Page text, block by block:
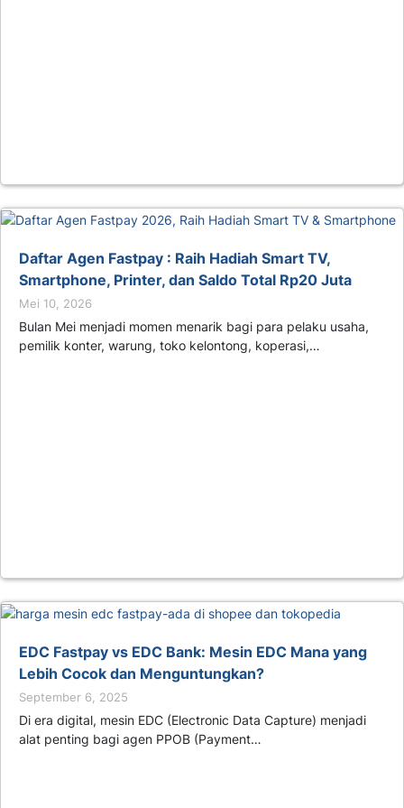
Daftar Agen Fastpay : Raih Hadiah Smart TV,
Smartphone, Printer, dan Saldo Total Rp20 Juta
Mei 10, 2026
Bulan Mei menjadi momen menarik bagi para pelaku usaha,
pemilik konter, warung, toko kelontong, koperasi,…
EDC Fastpay vs EDC Bank: Mesin EDC Mana yang
Lebih Cocok dan Menguntungkan?
September 6, 2025
Di era digital, mesin EDC (Electronic Data Capture) menjadi
alat penting bagi agen PPOB (Payment…